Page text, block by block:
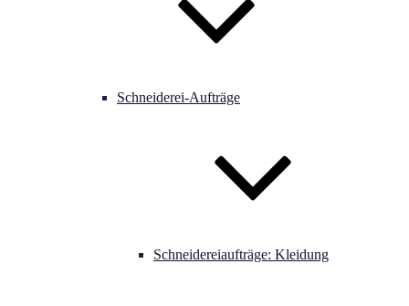
Schneiderei-Aufträge
Schneidereiaufträge: Kleidung